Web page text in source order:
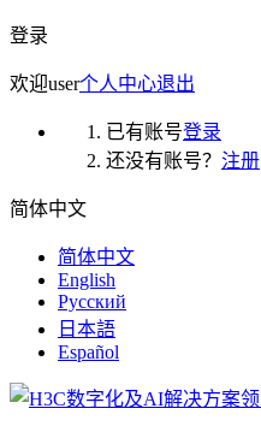
登录
欢迎user个人中心退出
已有账号登录
还没有账号？ 注册
简体中文
简体中文
English
Русский
日本語
Español